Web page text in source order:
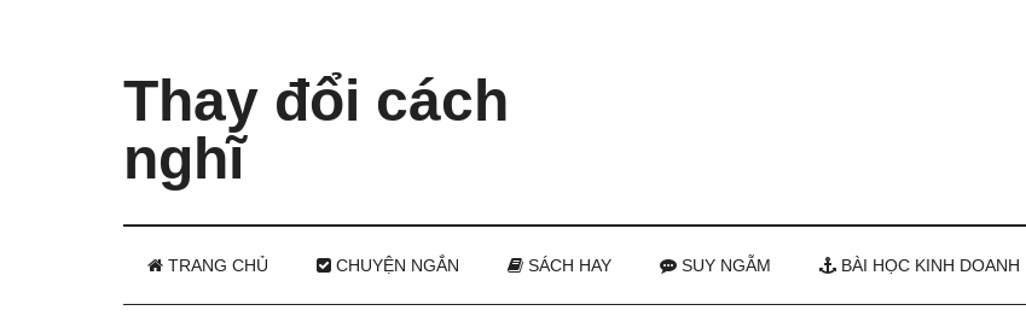
Thay đổi cách
nghĩ
TRANG CHỦ CHUYỆN NGẮN SÁCH HAY SUY NGẪM BÀI HỌC KINH DOANH